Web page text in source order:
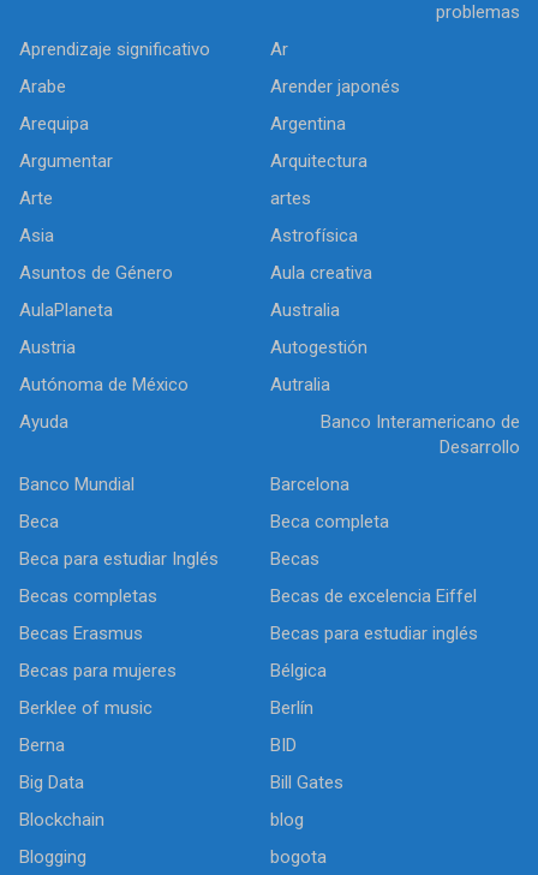
problemas
Aprendizaje significativo
Ar
Arabe
Arender japonés
Arequipa
Argentina
Argumentar
Arquitectura
Arte
artes
Asia
Astrofísica
Asuntos de Género
Aula creativa
AulaPlaneta
Australia
Austria
Autogestión
Autónoma de México
Autralia
Ayuda
Banco Interamericano de
Desarrollo
Banco Mundial
Barcelona
Beca
Beca completa
Beca para estudiar Inglés
Becas
Becas completas
Becas de excelencia Eiffel
Becas Erasmus
Becas para estudiar inglés
Becas para mujeres
Bélgica
Berklee of music
Berlín
Berna
BID
Big Data
Bill Gates
Blockchain
blog
Blogging
bogota